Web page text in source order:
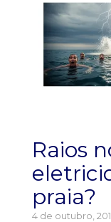
Raios
praia?
4 de outubro,